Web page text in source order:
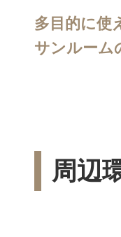
多目的に使
サンルーム
周辺